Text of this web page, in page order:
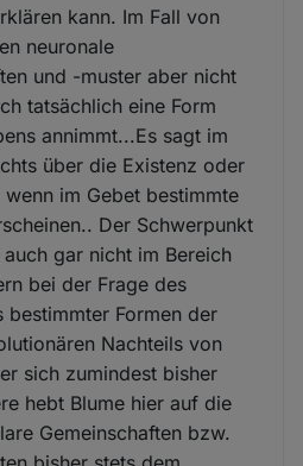
kann. Im Fall von
neuronale
und -muster aber nicht
tatsächlich eine Form
annimmt...Es sagt im
über die Existenz oder
im Gebet bestimmte
Der Schwerpunkt
gar nicht im Bereich
bei der Frage des
bestimmter Formen der
Nachteils von
sich zumindest bisher
hebt Blume hier auf die
Gemeinschaften bzw.